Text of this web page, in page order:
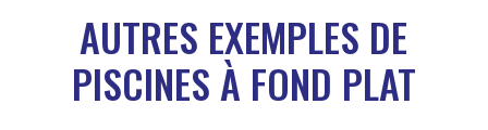
AUTRES EXEMPLES DE
PISCINES À FOND PLAT